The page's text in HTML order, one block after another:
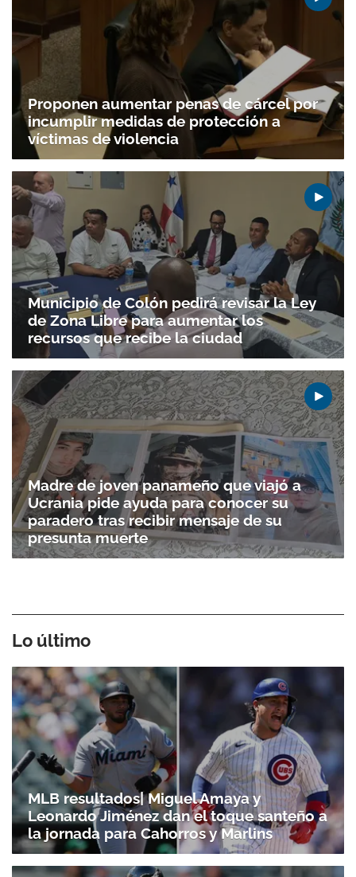
Gracias por suscribirte a nuestro boletín.
ACEPTAR
Proponen aumentar penas de cárcel por
incumplir medidas de protección a
víctimas de violencia
Municipio de Colón pedirá revisar la Ley
de Zona Libre para aumentar los
recursos que recibe la ciudad
Madre de joven panameño que viajó a
Ucrania pide ayuda para conocer su
paradero tras recibir mensaje de su
presunta muerte
Lo último
MLB resultados| Miguel Amaya y
Leonardo Jiménez dan el toque santeño a
la jornada para Cahorros y Marlins